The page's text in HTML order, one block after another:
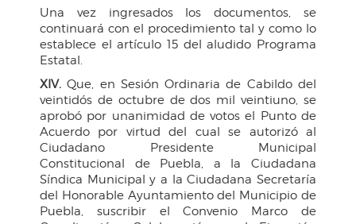
Una vez ingresados los documentos, se
continuará con el procedimiento tal y como lo
establece el artículo 15 del aludido Programa
Estatal.
XIV. Que, en Sesión Ordinaria de Cabildo del
veintidós de octubre de dos mil veintiuno, se
aprobó por unanimidad de votos el Punto de
Acuerdo por virtud del cual se autorizó al
Ciudadano Presidente Municipal
Constitucional de Puebla, a la Ciudadana
Síndica Municipal y a la Ciudadana Secretaría
del Honorable Ayuntamiento del Municipio de
Puebla, suscribir el Convenio Marco de